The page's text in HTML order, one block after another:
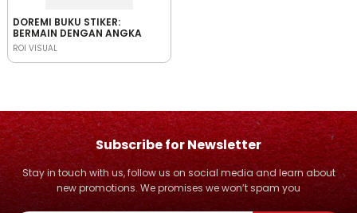
DOREMI BUKU STIKER:
BERMAIN DENGAN ANGKA
ROI VISUAL
Subscribe for Newsletter
Stay in touch with us, follow us on social media and learn about
new promotions. We promises we won’t spam you